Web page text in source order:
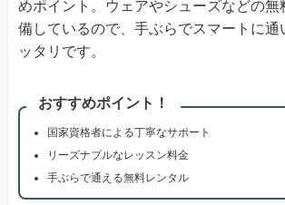
めポイント。ウェアやシューズなどの無
備しているので、手ぶらでスマートに通
ッタリです。
おすすめポイント！
国家資格者による丁寧なサポート
リーズナブルなレッスン料金
手ぶらで通える無料レンタル